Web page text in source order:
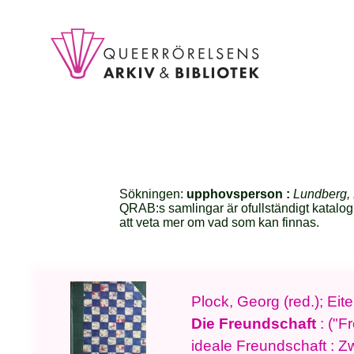
Sökningen: upphovsperson :Lundberg,
QRAB:s samlingar är ofullständigt
att veta mer om vad som kan finnas.
Plock, Georg (red.);
Die Freundschaft :
ideale Freundschaft :